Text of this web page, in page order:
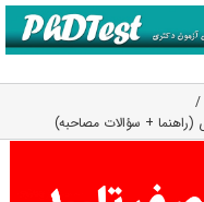
+ سؤالات مصاحبه)